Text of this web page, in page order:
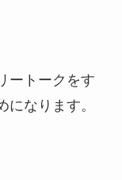
ートークをす
なります。